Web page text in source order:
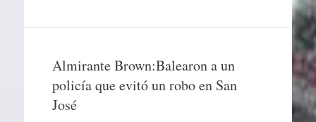
Almirante Brown:Balearon a un
policía que evitó un robo en San
José